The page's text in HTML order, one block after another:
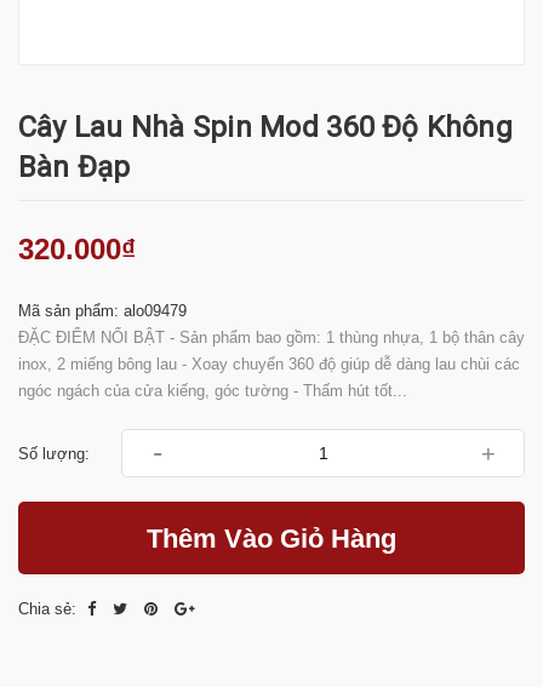
Cây Lau Nhà Spin Mod 360 Độ Không
Bàn Đạp
320.000₫
Mã sản phẩm: alo09479
ĐẶC ĐIỂM NỔI BẬT - Sản phẩm bao gồm: 1 thùng nhựa, 1 bộ thân cây
inox, 2 miếng bông lau - Xoay chuyển 360 độ giúp dễ dàng lau chùi các
ngóc ngách của cửa kiếng, góc tường - Thấm hút tốt...
Số lượng: - +
Thêm Vào Giỏ Hàng
Chia sẻ: